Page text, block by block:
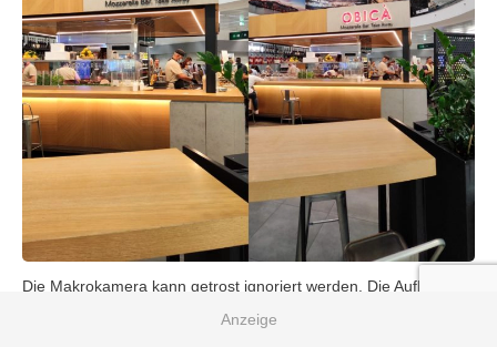
Die Makrokamera kann getrost ignoriert werden. Die Auflösung
ist zu niedrig, die Naheinstellgrenze zu hoch um brauchbare